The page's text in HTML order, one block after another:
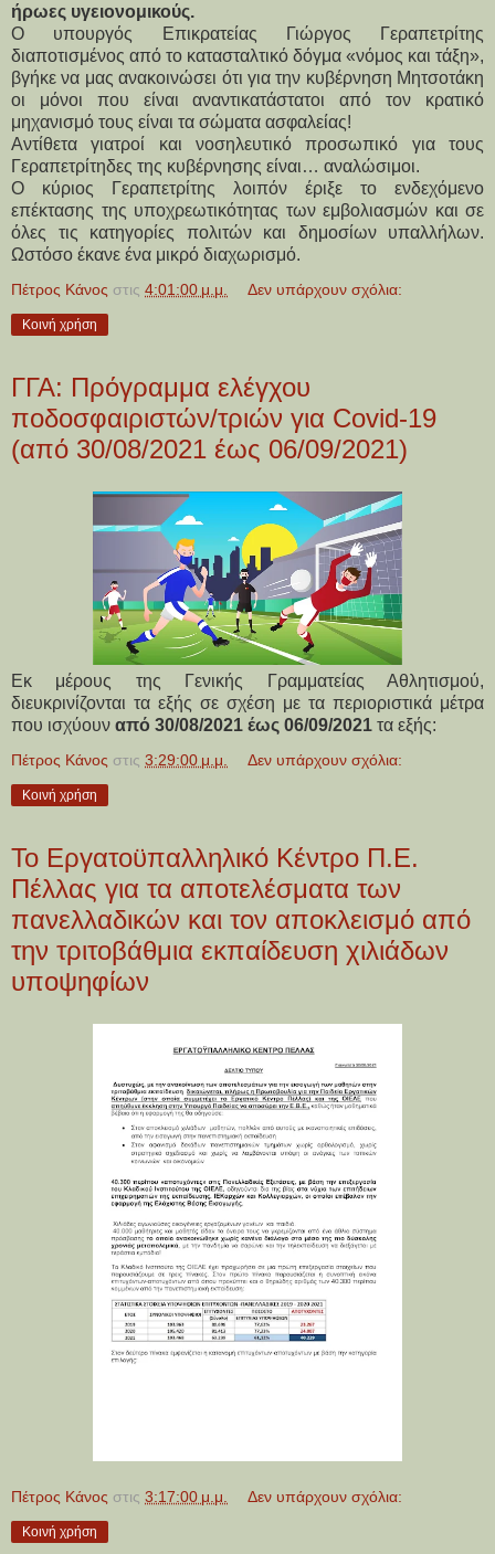
ήρωες υγειονομικούς.
Ο υπουργός Επικρατείας Γιώργος Γεραπετρίτης
διαποτισμένος από το κατασταλτικό δόγμα «νόμος και τάξη»,
βγήκε να μας ανακοινώσει ότι για την κυβέρνηση Μητσοτάκη
οι μόνοι που είναι αναντικατάστατοι από τον κρατικό
μηχανισμό τους είναι τα σώματα ασφαλείας!
Αντίθετα γιατροί και νοσηλευτικό προσωπικό για τους
Γεραπετρίτηδες της κυβέρνησης είναι… αναλώσιμοι.
Ο κύριος Γεραπετρίτης λοιπόν έριξε το ενδεχόμενο
επέκτασης της υποχρεωτικότητας των εμβολιασμών και σε
όλες τις κατηγορίες πολιτών και δημοσίων υπαλλήλων.
Ωστόσο έκανε ένα μικρό διαχωρισμό.
Πέτρος Κάνος στις 4:01:00 μ.μ. Δεν υπάρχουν σχόλια:
Κοινή χρήση
ΓΓΑ: Πρόγραμμα ελέγχου
ποδοσφαιριστών/τριών για Covid-19
(από 30/08/2021 έως 06/09/2021)
Εκ μέρους της Γενικής Γραμματείας Αθλητισμού,
διευκρινίζονται τα εξής σε σχέση με τα περιοριστικά μέτρα
που ισχύουν από 30/08/2021 έως 06/09/2021 τα εξής:
Πέτρος Κάνος στις 3:29:00 μ.μ. Δεν υπάρχουν σχόλια:
Κοινή χρήση
Το Εργατοϋπαλληλικό Κέντρο Π.Ε.
Πέλλας για τα αποτελέσματα των
πανελλαδικών και τον αποκλεισμό από
την τριτοβάθμια εκπαίδευση χιλιάδων
υποψηφίων
Πέτρος Κάνος στις 3:17:00 μ.μ. Δεν υπάρχουν σχόλια:
Κοινή χρήση